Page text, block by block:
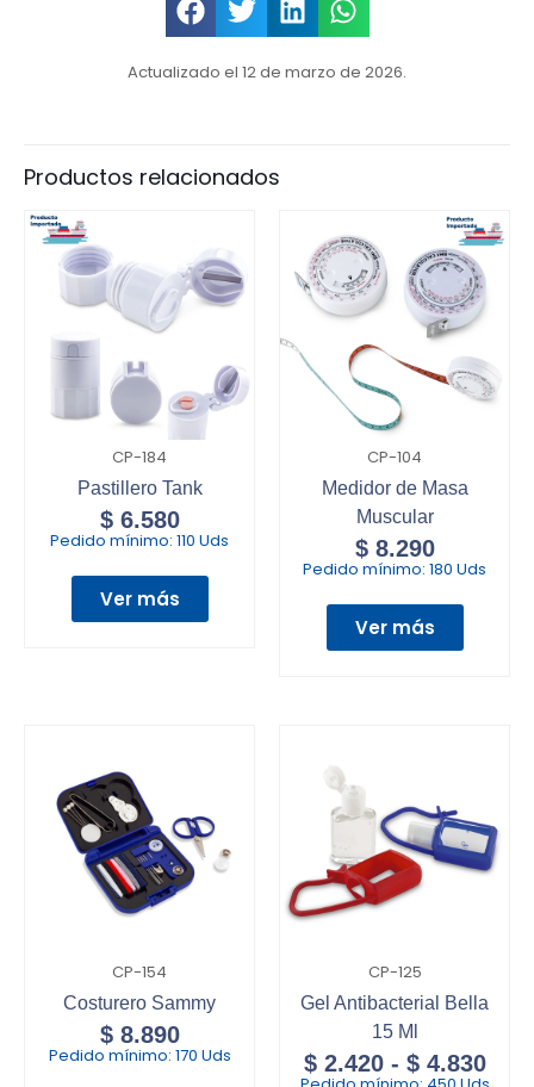
Actualizado el 12 de marzo de 2026.
Productos relacionados
CP-184
Pastillero Tank
$6.580
Pedido mínimo: 110 Uds
Ver más
CP-104
Medidor de Masa
Muscular
$8.290
Pedido mínimo: 180 Uds
Ver más
CP-154
Costurero Sammy
$8.890
Pedido mínimo: 170 Uds
CP-125
Gel Antibacterial Bella
15 Ml
$2.420 - $4.830